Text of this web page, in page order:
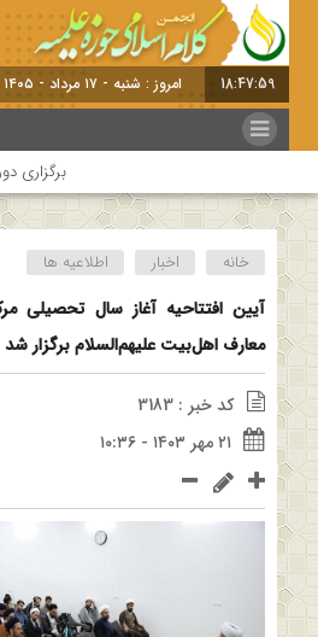
18:48:00 امروز : شنبه - ۱۷ مرداد - ۱۴۰۵
برگزاری
خانه اخبار اطلاعیه ها
آیین افتتاحیه آغاز سال تحصیلی
معارف اهل‌بیت علیهم‌السلام برگزار شد
کد خبر : 3183
۲۱ مهر ۱۴۰۳ - ۱۰:۳۶